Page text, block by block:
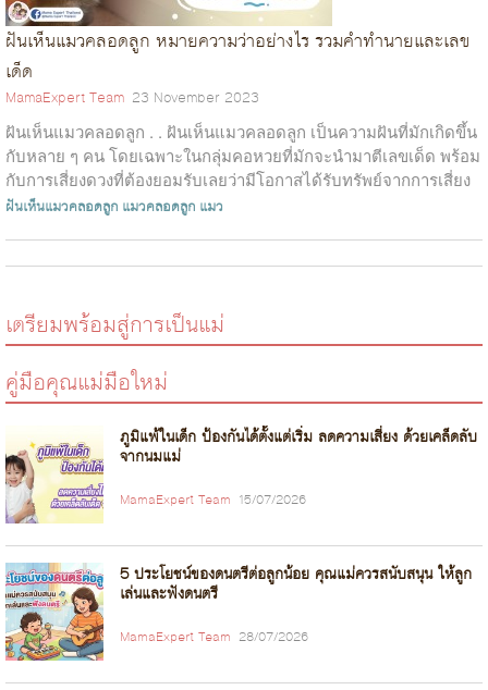
ฝันเห็นแมวคลอดลูก หมายความว่าอย่างไร รวมคำทำนายและเลข
เด็ด
MamaExpert Team 23 November 2023
ฝันเห็นแมวคลอดลูก . . ฝันเห็นแมวคลอดลูก เป็นความฝันที่มักเกิดขึ้น
กับหลาย ๆ คน โดยเฉพาะในกลุ่มคอหวยที่มักจะนำมาตีเลขเด็ด พร้อม
กับการเสี่ยงดวงที่ต้องยอมรับเลยว่ามีโอกาสได้รับทรัพย์จากการเสี่ยง
ดวงสู...
ฝันเห็นแมวคลอดลูก แมวคลอดลูก แมว
เตรียมพร้อมสู่การเป็นแม่
คู่มือคุณแม่มือใหม่
ภูมิแพ้ในเด็ก ป้องกันได้ตั้งแต่เริ่ม ลดความเสี่ยง ด้วยเคล็ดลับ
จากนมแม่
MamaExpert Team 15/07/2026
5 ประโยชน์ของดนตรีต่อลูกน้อย คุณแม่ควรสนับสนุน ให้ลูก
เล่นและฟังดนตรี
MamaExpert Team 28/07/2026